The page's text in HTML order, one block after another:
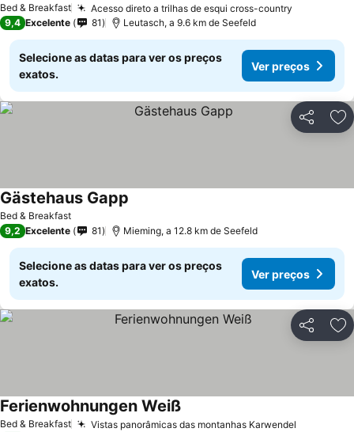
Bed & Breakfast Acesso direto a trilhas de esqui cross-country
9,4 Excelente 81 Leutasch, a 9.6 km de Seefeld
Selecione as datas para ver os preços
exatos.
Ver preços
Partilhar
Bed & Breakfast
Gästehaus Gapp
9,2 Excelente 81 Mieming, a 12.8 km de Seefeld
Selecione as datas para ver os preços
exatos.
Ver preços
Partilhar
Bed & Breakfast Vistas panorâmicas das montanhas Karwendel
Ferienwohnungen Weiß